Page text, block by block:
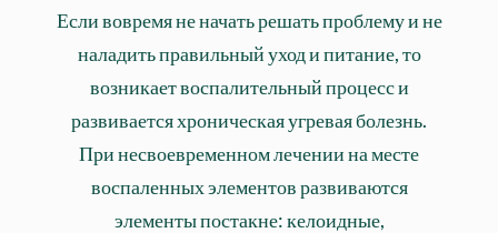
Если вовремя не начать решать проблему и не
наладить правильный уход и питание, то
возникает воспалительный процесс и
развивается хроническая угревая болезнь.
При несвоевременном лечении на месте
воспаленных элементов развиваются
элементы постакне: келоидные,